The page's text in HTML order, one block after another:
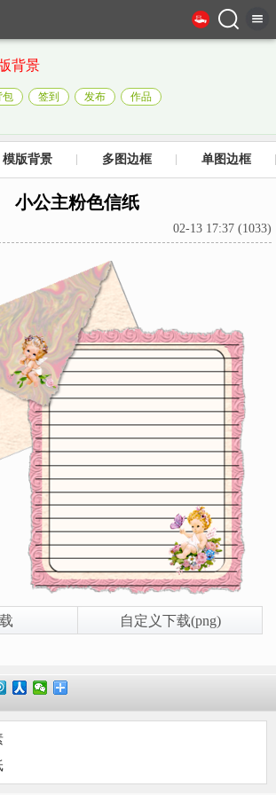
背景
包 签到 发布 作品
模版背景 多图边框 单图边框
小公主粉色信纸
02-13 17:37 (1033)
自定义下载(png)